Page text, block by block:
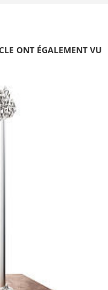
ONT ÉGALEMENT VU